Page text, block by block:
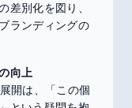
差別化を図り、
ランディングの
向上
開は、「この個